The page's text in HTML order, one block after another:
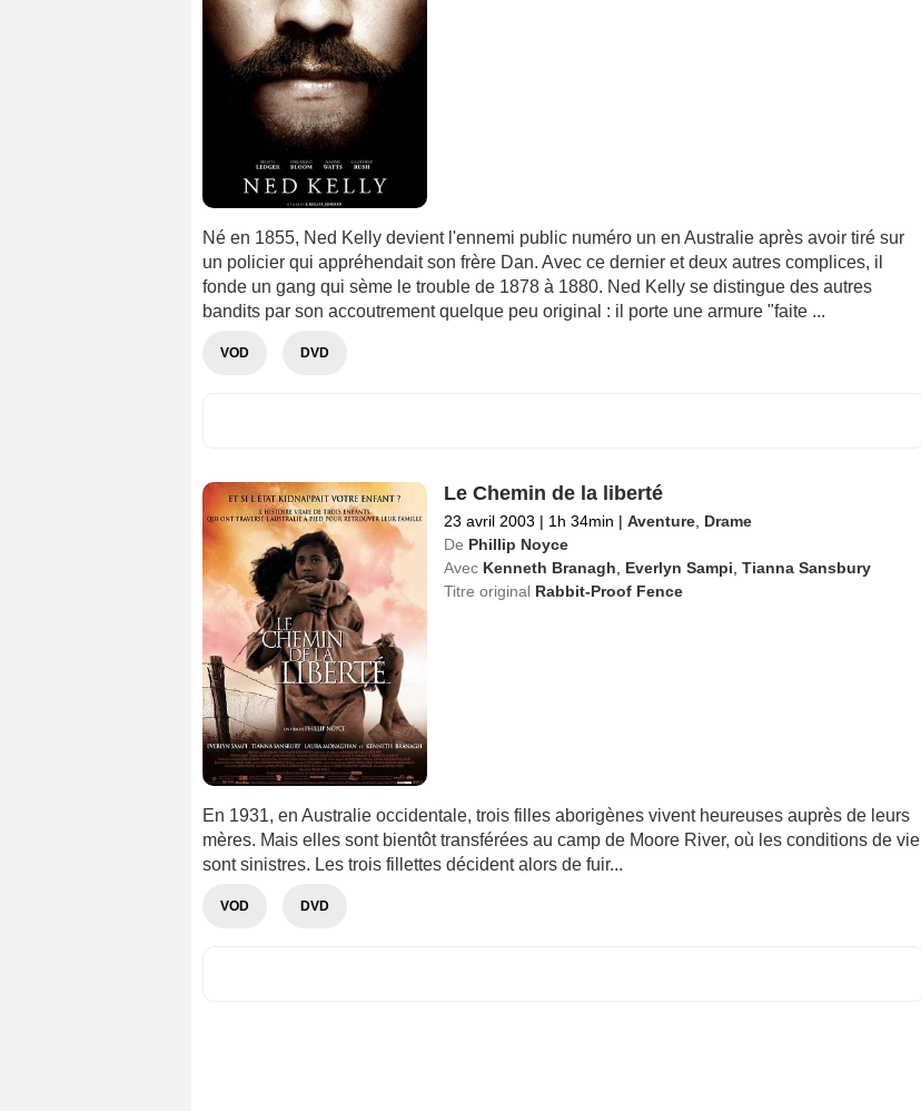
Né en 1855, Ned Kelly devient l'ennemi public numéro un en Australie après avoir tiré sur
un policier qui appréhendait son frère Dan. Avec ce dernier et deux autres complices, il
fonde un gang qui sème le trouble de 1878 à 1880. Ned Kelly se distingue des autres
bandits par son accoutrement quelque peu original : il porte une armure "faite ...
VOD DVD
Le Chemin de la liberté
23 avril 2003 | 1h 34min | Aventure, Drame
De Phillip Noyce
Avec Kenneth Branagh Everlyn Sampi Tianna Sansbury
Titre original Rabbit-Proof Fence
En 1931, en Australie occidentale, trois filles aborigènes vivent heureuses auprès de leurs
mères. Mais elles sont bientôt transférées au camp de Moore River, où les conditions de vie
sont sinistres. Les trois fillettes décident alors de fuir...
VOD DVD